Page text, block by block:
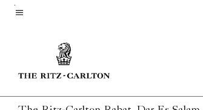
Skip